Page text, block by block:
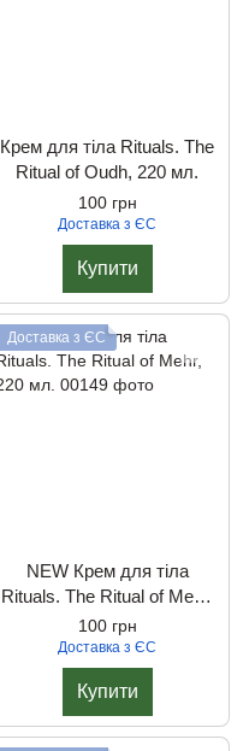
Крем для тіла Rituals. The
Ritual of Oudh, 220 мл.
100 грн
Доставка з ЄС
Купити
Доставка з ЄС
NEW Крем для тіла
Rituals. The Ritual of Mehr,
220 мл.
100 грн
Доставка з ЄС
Купити